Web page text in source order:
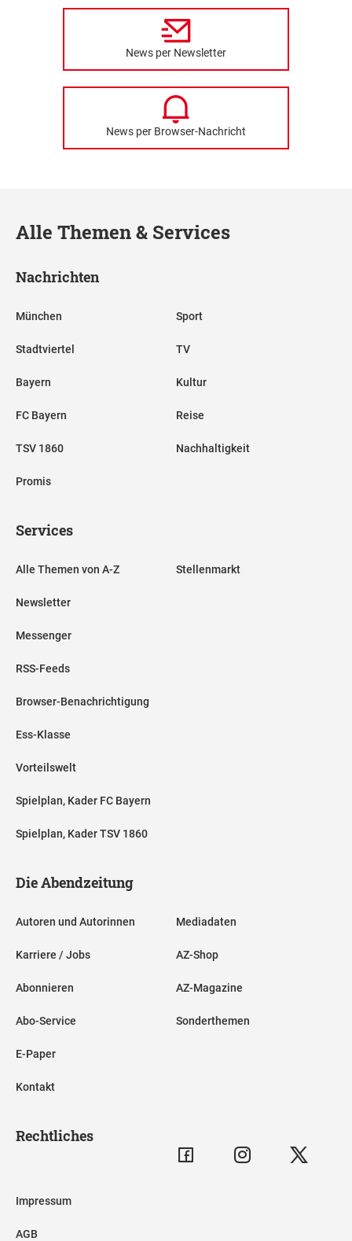
News per Newsletter
News per Browser-Nachricht
Alle Themen & Services
Nachrichten
München
Stadtviertel
Bayern
FC Bayern
TSV 1860
Promis
Sport
TV
Kultur
Reise
Nachhaltigkeit
Services
Alle Themen von A-Z
Newsletter
Messenger
RSS-Feeds
Browser-Benachrichtigung
Ess-Klasse
Vorteilswelt
Spielplan, Kader FC Bayern
Spielplan, Kader TSV 1860
Stellenmarkt
Die Abendzeitung
Autoren und Autorinnen
Karriere / Jobs
Abonnieren
Abo-Service
E-Paper
Kontakt
Mediadaten
AZ-Shop
AZ-Magazine
Sonderthemen
Rechtliches
Impressum
AGB